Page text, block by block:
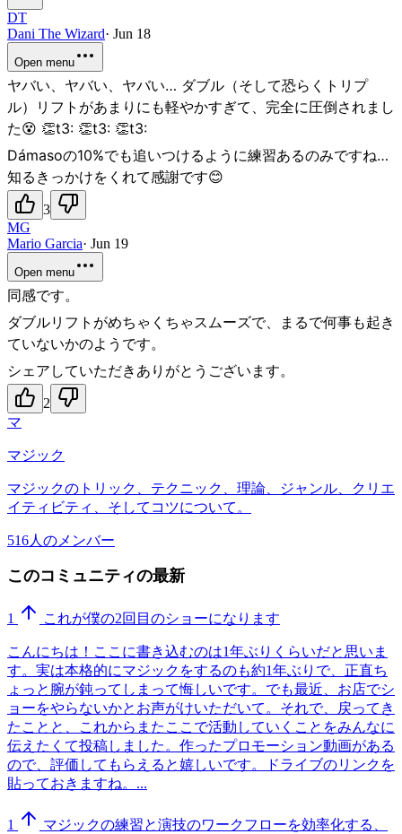
DT
Dani The Wizard· Jun 18
Open menu
ヤバい、ヤバい、ヤバい… ダブル（そして恐らくトリプ
ル）リフトがあまりにも軽やかすぎて、完全に圧倒されまし
た😵 👏t3: 👏t3: 👏t3:
Dámasoの10%でも追いつけるように練習あるのみですね…
知るきっかけをくれて感謝です😊
3
MG
Mario Garcia· Jun 19
Open menu
同感です。
ダブルリフトがめちゃくちゃスムーズで、まるで何事も起き
ていないかのようです。
シェアしていただきありがとうございます。
2
マ
マジック
マジックのトリック、テクニック、理論、ジャンル、クリエ
イティビティ、そしてコツについて。
516人のメンバー
このコミュニティの最新
1 これが僕の2回目のショーになります
こんにちは！ここに書き込むのは1年ぶりくらいだと思いま
す。実は本格的にマジックをするのも約1年ぶりで、正直ち
ょっと腕が鈍ってしまって悔しいです。でも最近、お店でシ
ョーをやらないかとお声がけいただいて。それで、戻ってき
たことと、これからまたここで活動していくことをみんなに
伝えたくて投稿しました。作ったプロモーション動画がある
ので、評価してもらえると嬉しいです。ドライブのリンクを
貼っておきますね。...
1
マジックの練習と演技のワークフローを効率化する、